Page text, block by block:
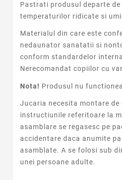
Pastrati produsul departe
temperaturilor ridicate si
Materialul din care este
nedaunator sanatatii si
conform standardelor
Nerecomandat copiilor cu
Nota! Produsul nu
Jucaria necesita montare de
instructiunile referitoare la
asamblare se regasesc pe
accidentare daca anumite
asamblate. A se folosi sub
unei persoane adulte.